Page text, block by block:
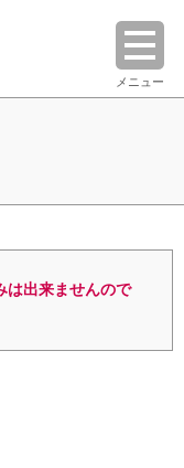
メニュー
は出来ませんので